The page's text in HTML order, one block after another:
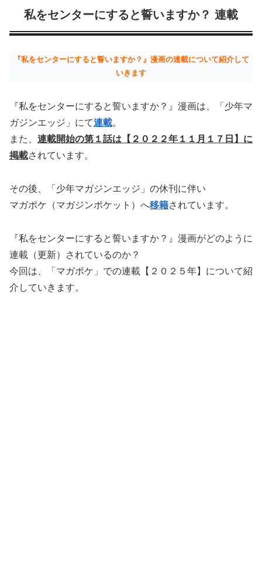
私をセンターにすると誓いますか？ 連載
『私をセンターにすると誓いますか？』漫画の連載について紹介して
いきます
『私をセンターにすると誓いますか？』漫画は、「少年マ
ガジンエッジ」にて連載。
また、 連載開始の第１話は【２０２２年１１月１７日】に
掲載されています。
その後、「少年マガジンエッジ」の休刊に伴い
マガポケ（マガジンポケット）へ移籍されています。
『私をセンターにすると誓いますか？』漫画がどのように
連載（更新）されているのか？
今回は、「マガポケ」での連載【２０２５年】について紹
介していきます。